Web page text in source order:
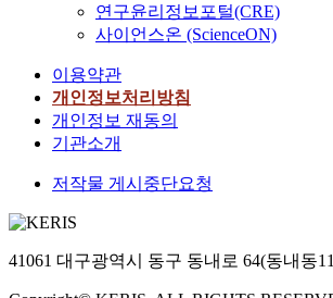
연구윤리정보포털(CRE)
사이언스온 (ScienceON)
이용약관
개인정보처리방침
개인정보 재동의
기관소개
저작물 게시중단요청
41061 대구광역시 동구 동내로 64(동내동